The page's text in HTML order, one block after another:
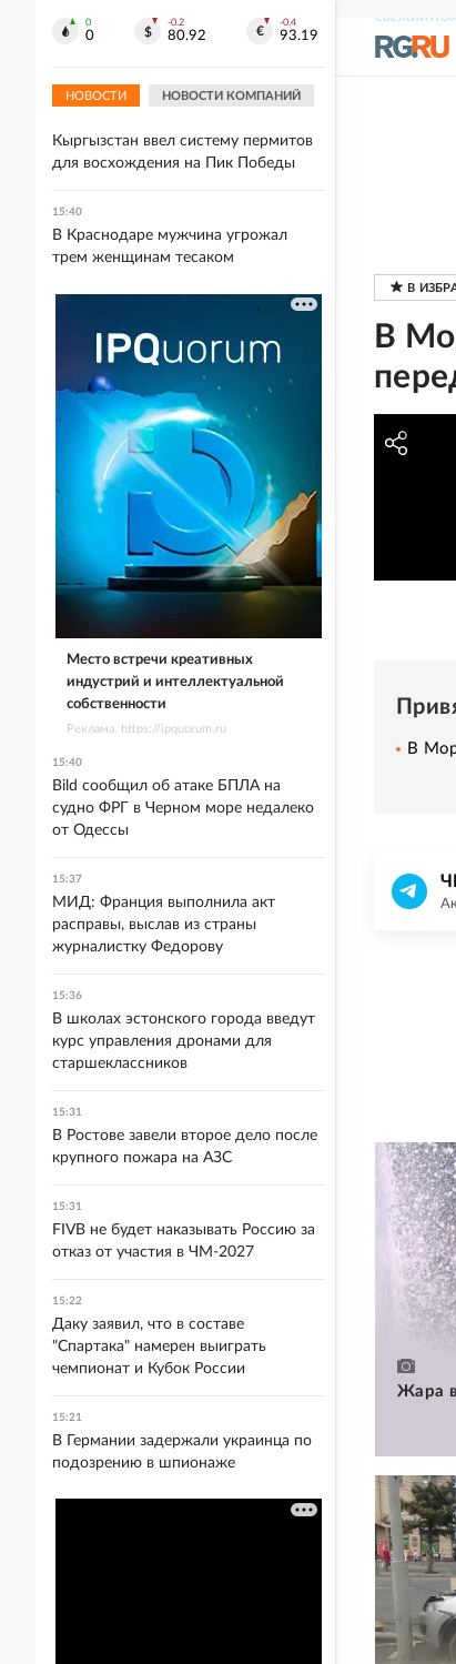
СВЕЖИЙ
В
В
Жара
0
0
-0.2
80.92
-0.4
93.19
НОВОСТИ НОВОСТИ КОМПАНИЙ
Боец Молодой рассказал, что
Кыргызстан ввел систему пермитов
для восхождения на Пик Победы
15:40
В Краснодаре мужчина угрожал
трем женщинам тесаком
Место встречи креативных
индустрий и интеллектуальной
собственности
Реклама. https://ipquorum.ru
15:40
Bild сообщил об атаке БПЛА на
судно ФРГ в Черном море недалеко
от Одессы
15:37
МИД: Франция выполнила акт
расправы, выслав из страны
журналистку Федорову
15:36
В школах эстонского города введут
курс управления дронами для
старшеклассников
15:31
В Ростове завели второе дело после
крупного пожара на АЗС
15:31
FIVB не будет наказывать Россию за
отказ от участия в ЧМ-2027
15:22
Даку заявил, что в составе
"Спартака" намерен выиграть
чемпионат и Кубок России
15:21
В Германии задержали украинца по
подозрению в шпионаже